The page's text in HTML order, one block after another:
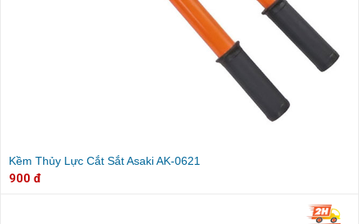
Kềm Thủy Lực Cắt Sắt Asaki AK-0621
900 đ